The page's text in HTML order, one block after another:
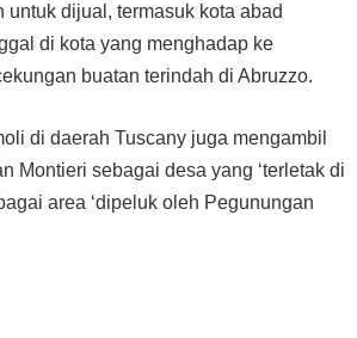
dijual, termasuk kota abad
di kota yang menghadap ke
buatan terindah di Abruzzo.
di daerah Tuscany juga mengambil
Montieri sebagai desa yang ‘terletak di
area ‘dipeluk oleh Pegunungan